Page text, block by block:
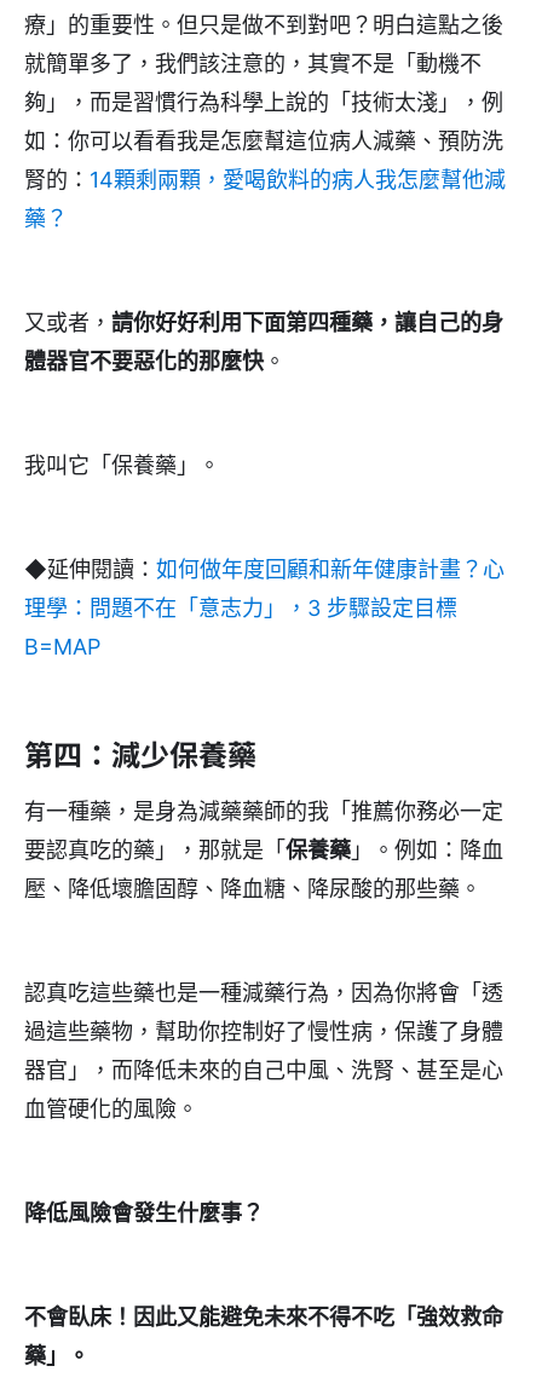
療」的重要性。但只是做不到對吧？明白這點之後
就簡單多了，我們該注意的，其實不是「動機不
夠」，而是習慣行為科學上說的「技術太淺」，例
如：你可以看看我是怎麼幫這位病人減藥、預防洗
腎的： 14顆剩兩顆，愛喝飲料的病人我怎麼幫他減
藥？
又或者， 請你好好利用下面第四種藥，讓自己的身
體器官不要惡化的那麼快。
我叫它「保養藥」。
◆延伸閱讀： 如何做年度回顧和新年健康計畫？心
理學：問題不在「意志力」，3 步驟設定目標
B=MAP
第四：減少保養藥
有一種藥，是身為減藥藥師的我「推薦你務必一定
要認真吃的藥」，那就是「 保養藥 」。例如：降血
壓、降低壞膽固醇、降血糖、降尿酸的那些藥。
認真吃這些藥也是一種減藥行為，因為你將會「透
過這些藥物，幫助你控制好了慢性病，保護了身體
器官」，而降低未來的自己中風、洗腎、甚至是心
血管硬化的風險。
降低風險會發生什麼事？
不會臥床！因此又能避免未來不得不吃「強效救命
藥」。